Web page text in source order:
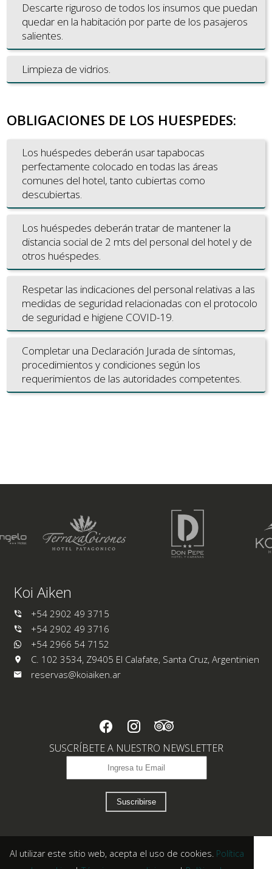
Descarte riguroso de todos los insumos que puedan
quedar en la habitación por parte de los pasajeros
salientes.
Limpieza de vidrios.
OBLIGACIONES DE LOS HUESPEDES:
Los huéspedes deberán usar tapabocas
perfectamente colocado en todas las áreas
comunes del hotel, tanto cubiertas como
descubiertas.
Los huéspedes deberán tratar de mantener la
distancia social de 2 mts del personal del hotel y de
otros huéspedes.
Respetar las indicaciones del personal relativas a las
medidas de seguridad relacionadas con el protocolo
de seguridad e higiene COVID-19.
Completar una Declaración Jurada de síntomas,
procedimientos y condiciones según los
requerimientos de las autoridades competentes.
Koi Aiken
+54 2902 49 3715
+54 2902 49 3716
+54 2966 54 7152
C. 102 3534, Z9405 El Calafate, Santa Cruz, Argentinien
reservas@koiaiken.ar
SUSCRÍBETE A NUESTRO NEWSLETTER
Suscribirse
Al utilizar este sitio web, acepta el uso de cookies. Política